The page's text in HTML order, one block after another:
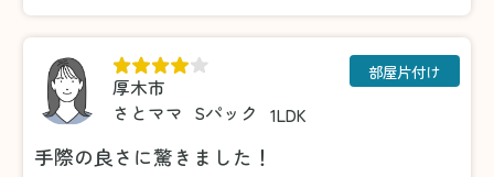
厚木市
さとママ Sパック 1LDK
部屋片付け
手際の良さに驚きました！